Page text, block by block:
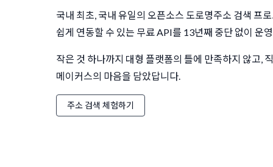
국내 최초, 국내 유일의 오픈소스 도로명주소 검색 프
쉽게 연동할 수 있는 무료 API를 13년째 중단 없이 운
작은 것 하나까지 대형 플랫폼의 틀에 만족하지 않고,
메이커스의 마음을 담았답니다.
주소 검색 체험하기